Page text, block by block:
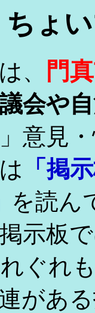
ちょ
、
門
会や
意見
「掲
を読ん
示板で
ぐれ
があ